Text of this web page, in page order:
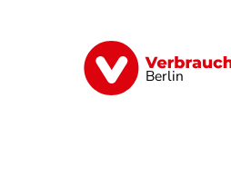
Berlin
Finanzen